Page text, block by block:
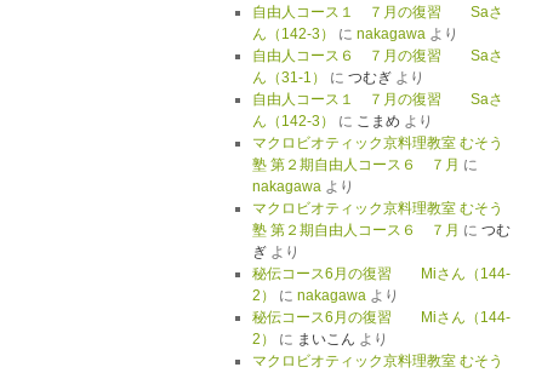
自由人コース１ ７月の復習 Saさ
ん（142-3）
に nakagawaより
自由人コース６ ７月の復習 Saさ
ん（31-1）
に つむぎより
自由人コース１ ７月の復習 Saさ
ん（142-3）
に こまめ より
マクロビオティック京料理教室 むそう
塾 第２期自由人コース６ ７月 に
nakagawaより
マクロビオティック京料理教室 むそう
塾 第２期自由人コース６ ７月 に つむ
ぎより
秘伝コース6月の復習 Miさん（144-
2）
に nakagawaより
秘伝コース6月の復習 Miさん（144-
2）
に まいこん より
マクロビオティック京料理教室 むそう